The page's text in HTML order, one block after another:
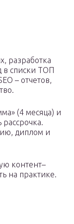
разработка
в списки ТОП
– отчетов,
(4 месяца) и
рассрочка.
диплом и
контент–
на практике.